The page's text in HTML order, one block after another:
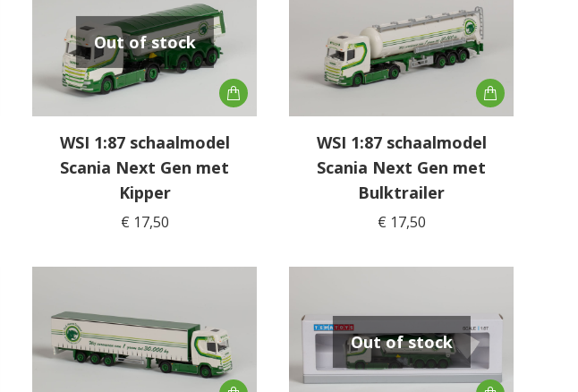
Out of stock
WSI 1:87 schaalmodel
Scania Next Gen met
Kipper
€ 17,50
WSI 1:87 schaalmodel
Scania Next Gen met
Bulktrailer
€ 17,50
Out of stock